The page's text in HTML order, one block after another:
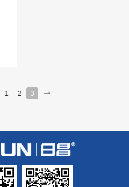
1 2 3